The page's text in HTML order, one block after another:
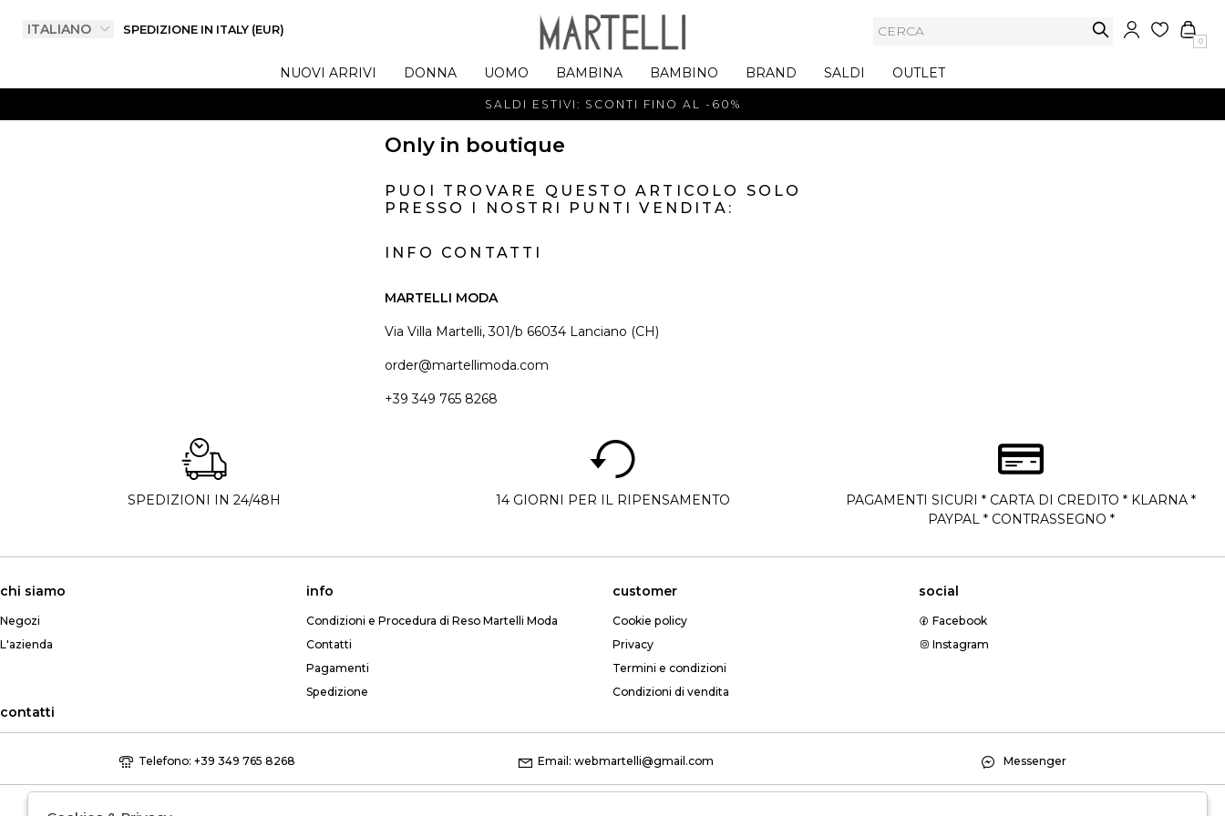
SPEDIZIONE IN ITALY (EUR)
0
NUOVI ARRIVI DONNA UOMO BAMBINA BAMBINO BRAND SALDI OUTLET
SALDI ESTIVI: SCONTI FINO AL -60%
Only in boutique
PUOI TROVARE QUESTO ARTICOLO SOLO
PRESSO I NOSTRI PUNTI VENDITA:
INFO CONTATTI
MARTELLI MODA
Via Villa Martelli, 301/b 66034 Lanciano (CH)
order@martellimoda.com
+39 349 765 8268
SPEDIZIONI IN 24/48H 14 GIORNI PER IL RIPENSAMENTO
PAGAMENTI SICURI * CARTA DI CREDITO * KLARNA *
PAYPAL * CONTRASSEGNO *
chi siamo
Negozi
L'azienda
info
Condizioni e Procedura di Reso Martelli Moda
Contatti
Pagamenti
Spedizione
customer
Cookie policy
Privacy
Termini e condizioni
Condizioni di vendita
social
Facebook
Instagram
contatti
Telefono: +39 349 765 8268 Email: webmartelli@gmail.com Messenger